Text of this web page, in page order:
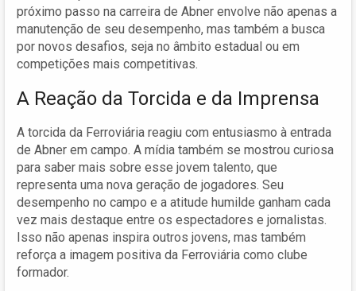
próximo passo na carreira de Abner envolve não apenas a
manutenção de seu desempenho, mas também a busca
por novos desafios, seja no âmbito estadual ou em
competições mais competitivas.
A Reação da Torcida e da Imprensa
A torcida da Ferroviária reagiu com entusiasmo à entrada
de Abner em campo. A mídia também se mostrou curiosa
para saber mais sobre esse jovem talento, que
representa uma nova geração de jogadores. Seu
desempenho no campo e a atitude humilde ganham cada
vez mais destaque entre os espectadores e jornalistas.
Isso não apenas inspira outros jovens, mas também
reforça a imagem positiva da Ferroviária como clube
formador.